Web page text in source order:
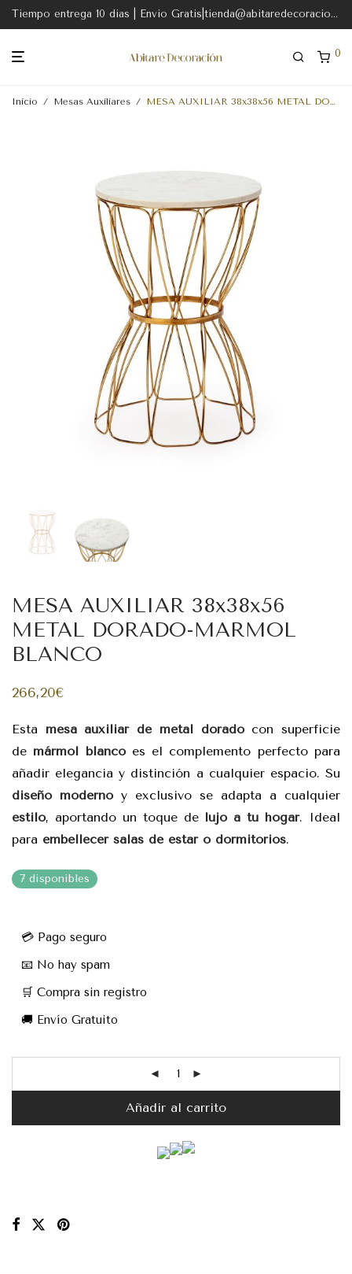
Tiempo entrega 10 dias | Envio Gratis|tienda@abitaredecoracion.com
0
Inicio / Mesas Auxiliares / MESA AUXILIAR 38x38x56 METAL DORADO-MARMOL BLANCO
MESA AUXILIAR 38x38x56
METAL DORADO-MARMOL
BLANCO
266,20€
Esta mesa auxiliar de metal doradocon superficie
de mármol blancoes el complemento perfecto para
añadir elegancia y distinción a cualquier espacio. Su
diseño modernoy exclusivo se adapta a cualquier
estilo, aportando un toque de lujo a tu hogar. Ideal
para embellecer salas de estar o dormitorios.
7 disponibles
💳 Pago seguro
📧 No hay spam
🛒 Compra sin registro
🚚 Envío Gratuito
Añadir al carrito